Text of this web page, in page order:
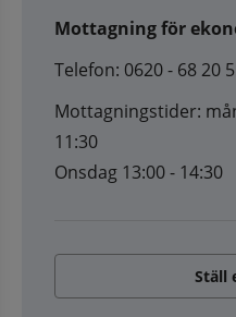
Mottagning för
Telefon: 0620 - 68 20
Mottagningstider:
11:30
Onsdag 13:00 - 14:30
Ställ